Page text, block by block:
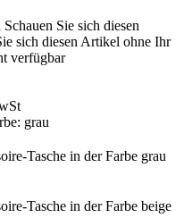
Schauen Sie sich diesen
sich diesen Artikel ohne Ihr
verfügbar
grau